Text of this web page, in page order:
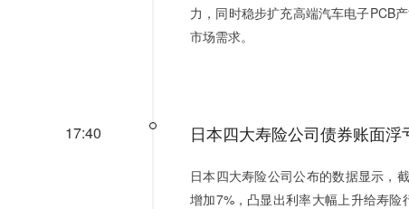
力，同时稳步扩充高端汽车电子PCB
市场需求。
17:40 日本四大寿险公司债券账面
日本四大寿险公司公布的数据显示，
增加7%，凸显出利率大幅上升给寿